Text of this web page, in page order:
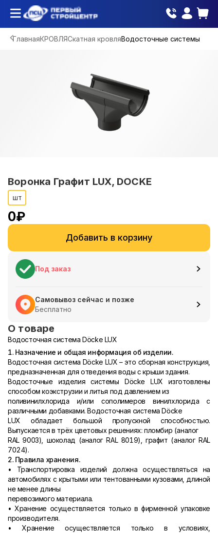
ГлавнаяКРОВЛЯСкатная кровляВодосточные системы
Воронка Графит LUX, DOCKE
шт
0₽
Добавить в корзину
Под заказ
Самовывоз сейчас и позже
Бесплатно
О товаре
Водосточная система Döcke LUX
1. Назначение и общая информация об изделии.
Водосточная система Döcke LUX – это сборная конструкция,
предназначенная для отведения воды с крыши здания.
Водосточные изделия системы Döcke LUX изготовлены
способом коэкструзии и литья под давлением из
поливинилхлорида и/или сополимеров винилхлорида с
различными добавками. Водосточная система Döcke
LUX обладает большой пропускной способностью.
Выпускается в трёх цветовых решениях: пломбир (аналог
RAL 9003), шоколад (аналог RAL 8019), графит (аналог RAL
7024).
2. Правила хранения.
• Транспортировка изделий должна осуществляться на
автомобилях с крытыми или тентованными кузовами, длиной
не менее длины
перевозимого материала.
• Хранение осуществляется только в фирменной упаковке
производителя.
• Хранение осуществляется только в условиях,